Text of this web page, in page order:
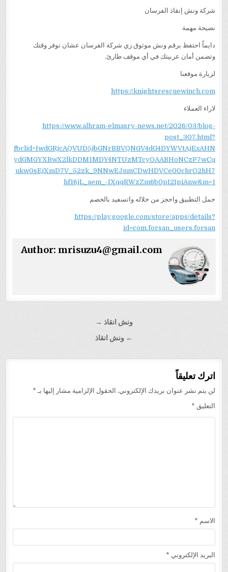
شركة ونش إنقاذ الفرسان
نصيحة مهمة
دايماً احتفظ برقم ونش موثوق زي شركة الفرسان عشان توفر وقتك
وتضمن أمان عربيتك في أي موقف طارئ.
لزيارة موقعنا
https://knightsrescuewinch.com
لاراء العملاء
https://www.alhram-elmasry-news.net/2026/03/blog-
post_307.html?
fbclid=IwdGRjcAQVUD5jbGNrBBVQNGV4dG4DYWVtAjExAHN
ydGMGYXBwX2lkDDM1MDY4NTUzMTcyOAABHoNCzP7wCq
ukw0sEjXmD7V_52zk_9NNwEJnmCDwHDVCe00chrO2hH7
hf16jL_aem_-IXqqRWzZm6b0pI2IpiAnw&m=1
حمل التطبيق واحجز من خلاله واتسفيد بالخصم
https://play.google.com/store/apps/details?
id=com.forsan_users.forsan
Author: mrisuzu4@gmail.com
ونش انقاذ →
← ونش انقاذ
اترك تعليقاً
لن يتم نشر عنوان بريدك الإلكتروني. الحقول الإلزامية مشار إليها بـ *
التعليق *
الاسم *
البريد الإلكتروني *